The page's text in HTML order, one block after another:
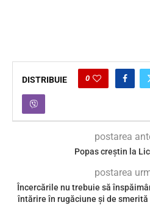
DISTRIBUIE 0
postarea
Popas creștin la
postarea
Încercările nu trebuie să
întărire în rugăciune și de